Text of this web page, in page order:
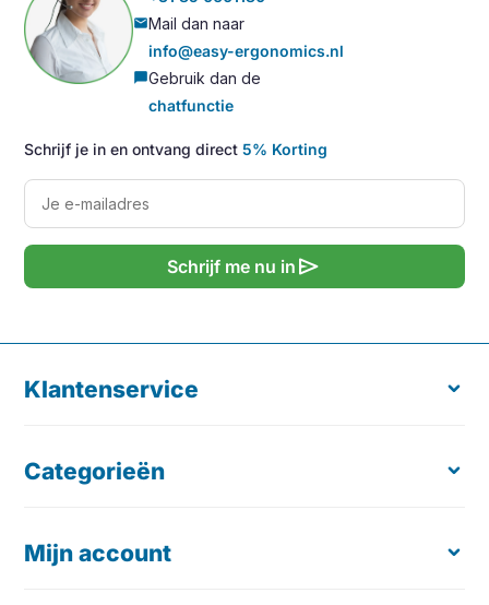
mailMail dan naar
info@easy-ergonomics.nl
chat_bubbleGebruik dan de
chatfunctie
Schrijf je in en ontvang direct5% Korting
Schrijf me nu in send
Klantenservice
Over ons
Verzending & Levering
Mijn account
Categorieën
Ergonomische Muis